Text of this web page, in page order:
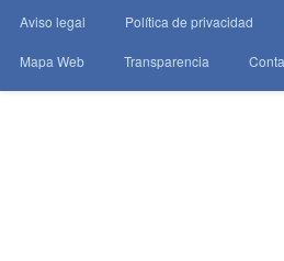
Aviso legal Política de privacidad
Mapa Web Transparencia